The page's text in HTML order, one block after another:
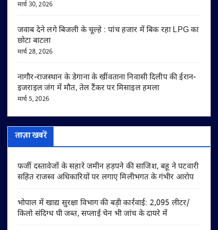
मार्च 30, 2026
जवाब देने लगे बिजली के चूल्हे : पांच हजार में बिक रहा LPG का
छोटा बाटला
मार्च 28, 2026
नागौर-राजस्थान के डेगाना के खींवताना निवासी दिलीप की ईरान-
इजराइल जंग में मौत, तेल टैंकर पर मिसाइल हमला
मार्च 5, 2026
ताज़ा खबरें
फर्जी दस्तावेजों के सहारे जमीन हड़पने की साजिश, बहू ने पटवारी
सहित राजस्व अधिकारियों पर लगाए मिलीभगत के गंभीर आरोप
भोपाल में खाद्य सुरक्षा विभाग की बड़ी कार्रवाई: 2,095 लीटर/
किलो संदिग्ध घी जब्त, सप्लाई चेन भी जांच के दायरे में